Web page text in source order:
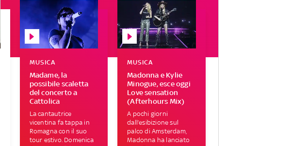
Madame, la
possibile scaletta
del concerto a
Cattolica
MUSICA
La cantautrice
vicentina fa tappa in
Romagna con il suo
tour estivo. Domenica
Madonna e Kylie
Minogue, esce oggi
Love sensation
(Afterhours Mix)
MUSICA
A pochi giorni
dall’esibizione sul
palco di Amsterdam,
Madonna ha lanciato